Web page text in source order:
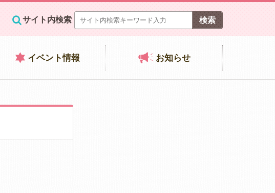
サイト内検索
イベント情報 お知らせ